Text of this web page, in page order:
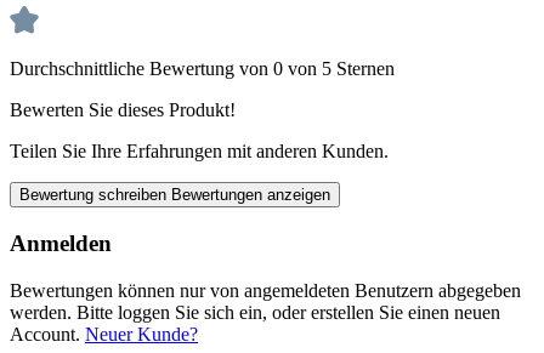
Durchschnittliche Bewertung von 0 von 5 Sternen
Bewerten Sie dieses Produkt!
Teilen Sie Ihre Erfahrungen mit anderen Kunden.
Bewertung schreiben Bewertungen anzeigen
Anmelden
Bewertungen können nur von angemeldeten Benutzern abgegeben
werden. Bitte loggen Sie sich ein, oder erstellen Sie einen neuen
Account. Neuer Kunde?